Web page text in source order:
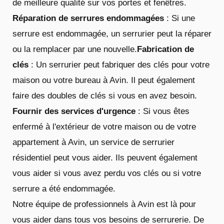
de meilleure qualité sur vos portes et fenêtres.
Réparation de serrures endommagées : Si une
serrure est endommagée, un serrurier peut la réparer
ou la remplacer par une nouvelle.Fabrication de
clés : Un serrurier peut fabriquer des clés pour votre
maison ou votre bureau à Avin. Il peut également
faire des doubles de clés si vous en avez besoin.
Fournir des services d'urgence : Si vous êtes
enfermé à l'extérieur de votre maison ou de votre
appartement à Avin, un service de serrurier
résidentiel peut vous aider. Ils peuvent également
vous aider si vous avez perdu vos clés ou si votre
serrure a été endommagée.
Notre équipe de professionnels à Avin est là pour
vous aider dans tous vos besoins de serrurerie. De